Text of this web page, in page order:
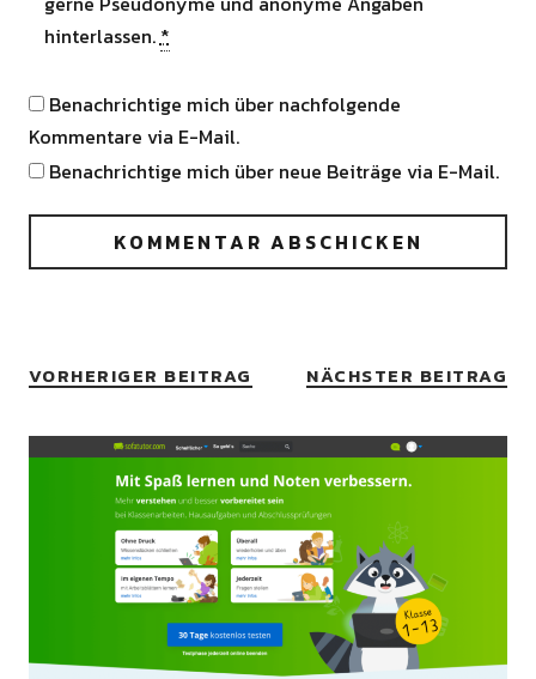
hinterlassen.*
Benachrichtige mich über nachfolgende
Kommentare via E-Mail.
Benachrichtige mich über neue Beiträge via E-Mail.
VORHERIGER BEITRAG NÄCHSTER BEITRAG